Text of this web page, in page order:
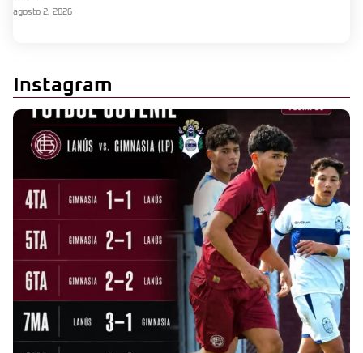
agosto 2, 2026
Instagram